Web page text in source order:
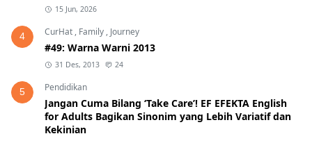
15 Jun, 2026
4 CurHat , Family , Journey
#49: Warna Warni 2013
31 Des, 2013 24
5 Pendidikan
Jangan Cuma Bilang ‘Take Care’! EF EFEKTA English
for Adults Bagikan Sinonim yang Lebih Variatif dan
Kekinian